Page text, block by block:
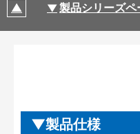
製品シリーズペ
製品仕様